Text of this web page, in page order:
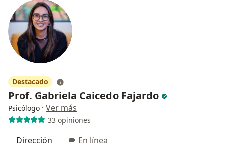
Destacado
Prof. Gabriela Caicedo Fajardo
Psicólogo · Ver más
33 opiniones
Dirección En línea